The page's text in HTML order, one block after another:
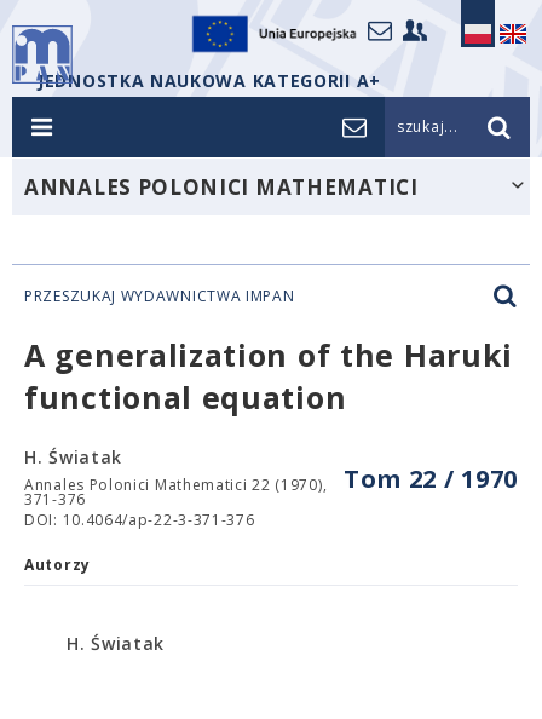
JEDNOSTKA NAUKOWA KATEGORII A+
szukaj...
ANNALES POLONICI MATHEMATICI
PRZESZUKAJ WYDAWNICTWA IMPAN
A generalization of the Haruki
functional equation
Tom 22 / 1970
H. Światak
Annales Polonici Mathematici 22 (1970),
371-376
DOI: 10.4064/ap-22-3-371-376
Autorzy
H. Światak